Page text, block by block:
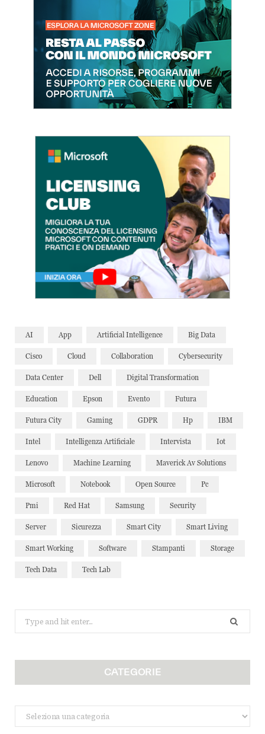
AI App Artificial Intelligence Big Data
Cisco Cloud Collaboration Cybersecurity
Data Center Dell Digital Transformation
Education Epson Evento Futura
Futura City Gaming GDPR Hp IBM
Intel Intelligenza Artificiale Intervista Iot
Lenovo Machine Learning Maverick Av Solutions
Microsoft Notebook Open Source Pc
Pmi Red Hat Samsung Security
Server Sicurezza Smart City Smart Living
Smart Working Software Stampanti Storage
Tech Data Tech Lab
for:
CATEGORIE
Categorie